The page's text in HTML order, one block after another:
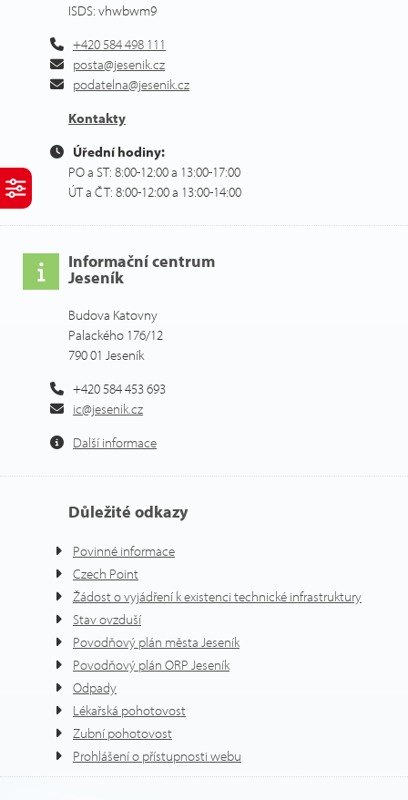
ISDS: vhwbwm9
+420 584 498 111
posta@jesenik.cz
podatelna@jesenik.cz
Kontakty
Úřední hodiny:
PO a ST: 8:00-12:00 a 13:00-17:00
ÚT a ČT: 8:00-12:00 a 13:00-14:00
Informační centrum
Jeseník
Budova Katovny
Palackého 176/12
790 01 Jeseník
+420 584 453 693
ic@jesenik.cz
Další informace
Důležité odkazy
Povinné informace
Czech Point
Žádost o vyjádření k existenci technické infrastruktury
Stav ovzduší
Povodňový plán města Jeseník
Povodňový plán ORP Jeseník
Odpady
Lékařská pohotovost
Zubní pohotovost
Prohlášení o přístupnosti webu